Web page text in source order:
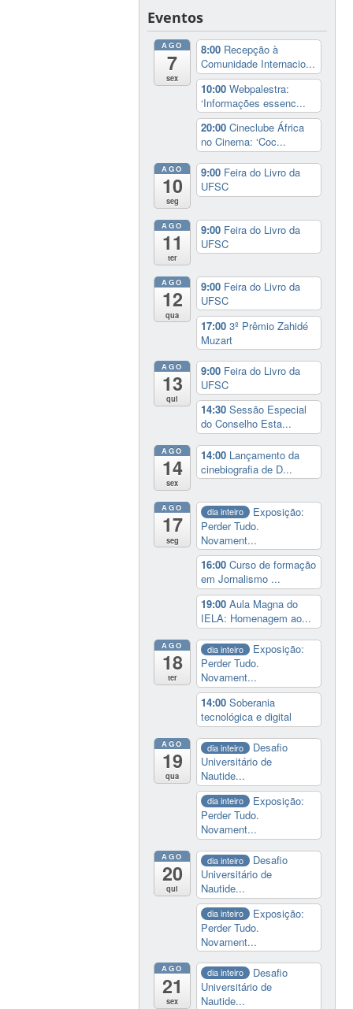
Eventos
AGO
7
sex
8:00 Recepção à
Comunidade Internacio...
10:00Webpalestra:
‘Informações essenc...
20:00Cineclube África
no Cinema: ‘Coc...
AGO
10
seg
9:00 Feira do Livro da
UFSC
AGO
11
ter
9:00 Feira do Livro da
UFSC
AGO
12
qua
9:00 Feira do Livro da
UFSC
17:003º Prêmio Zahidé
Muzart
AGO
13
qui
9:00 Feira do Livro da
UFSC
14:30Sessão Especial
do Conselho Esta...
AGO
14
sex
14:00 Lançamento da
cinebiografia de D...
AGO
17
seg
dia inteiro
Exposição:
Perder Tudo.
Novament...
16:00Curso de formação
em Jornalismo ...
19:00Aula Magna do
IELA: Homenagem ao...
AGO
18
ter
dia inteiro
Exposição:
Perder Tudo.
Novament...
14:00Soberania
tecnológica e digital
AGO
19
qua
dia inteiro
Desafio
Universitário de
Nautide...
dia inteiro
Exposição:
Perder Tudo.
Novament...
AGO
20
qui
dia inteiro
Desafio
Universitário de
Nautide...
dia inteiro
Exposição:
Perder Tudo.
Novament...
AGO
21
sex
dia inteiro
Desafio
Universitário de
Nautide...